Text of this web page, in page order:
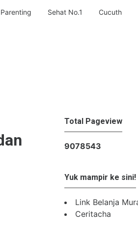
Parenting Sehat No.1 Cucuth
Total Pageview
9078543
Yuk mampir ke sini!
Link Belanja
Ceritacha